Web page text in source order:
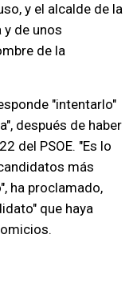
y el alcalde de la
de unos
de la
"intentarlo"
después de haber
del PSOE. "Es lo
más
ha proclamado,
que haya